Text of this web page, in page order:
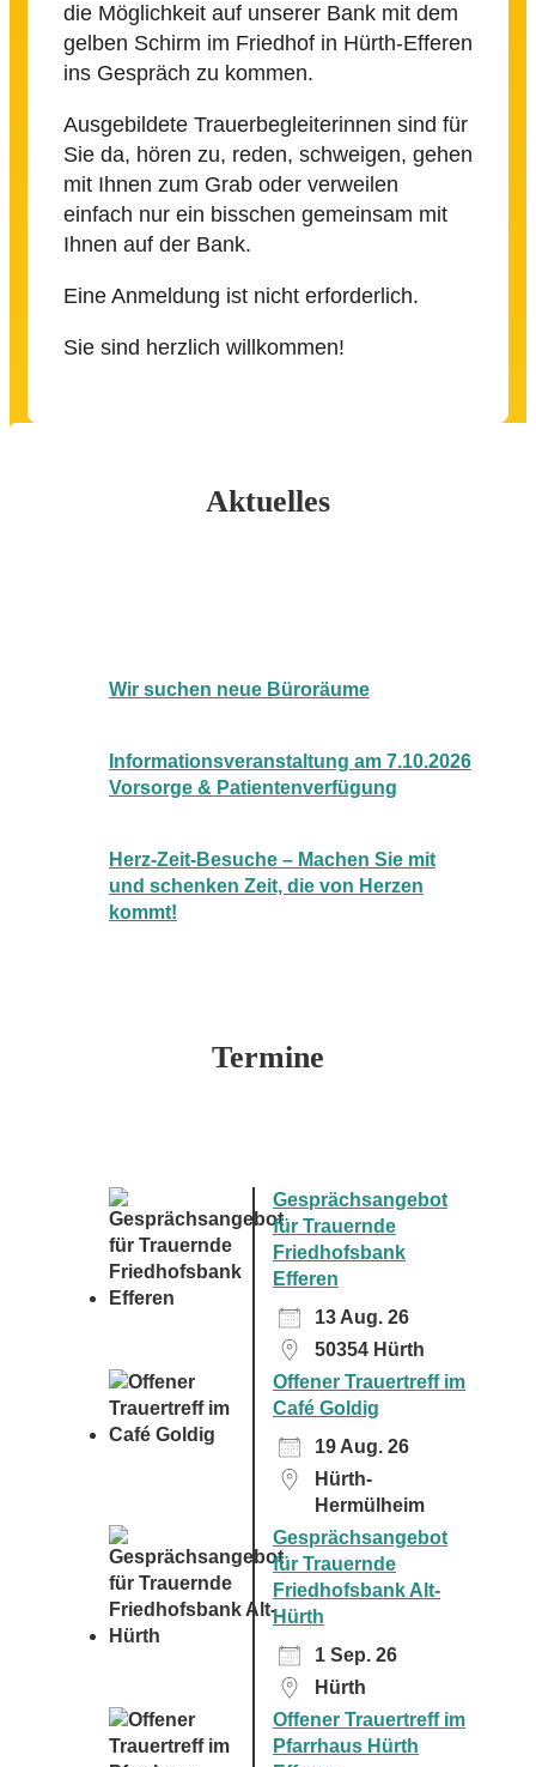
die Möglichkeit auf unserer Bank mit dem
gelben Schirm im Friedhof in Hürth-Efferen
ins Gespräch zu kommen.
Ausgebildete Trauerbegleiterinnen sind für
Sie da, hören zu, reden, schweigen, gehen
mit Ihnen zum Grab oder verweilen
einfach nur ein bisschen gemeinsam mit
Ihnen auf der Bank.
Eine Anmeldung ist nicht erforderlich.
Sie sind herzlich willkommen!
Aktuelles
Wir suchen neue Büroräume
Informationsveranstaltung am 7.10.2026
Vorsorge & Patientenverfügung
Herz-Zeit-Besuche – Machen Sie mit
und schenken Zeit, die von Herzen
kommt!
Termine
Gesprächsangebot
für Trauernde
Friedhofsbank
Efferen
13 Aug. 26
50354 Hürth
Offener Trauertreff im
Café Goldig
19 Aug. 26
Hürth-
Hermülheim
Gesprächsangebot
für Trauernde
Friedhofsbank Alt-
Hürth
1 Sep. 26
Hürth
Offener Trauertreff im
Pfarrhaus Hürth